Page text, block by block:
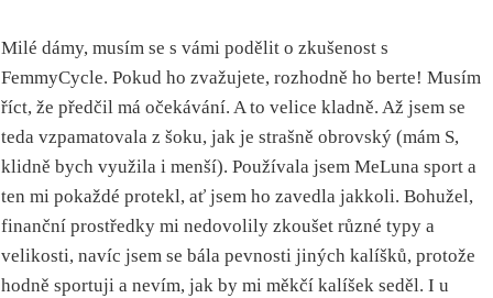
Milé dámy, musím se s vámi podělit o zkušenost s
FemmyCycle. Pokud ho zvažujete, rozhodně ho berte! Musím
říct, že předčil má očekávání. A to velice kladně. Až jsem se
teda vzpamatovala z šoku, jak je strašně obrovský (mám S,
klidně bych využila i menší). Používala jsem MeLuna sport a
ten mi pokaždé protekl, ať jsem ho zavedla jakkoli. Bohužel,
finanční prostředky mi nedovolily zkoušet různé typy a
velikosti, navíc jsem se bála pevnosti jiných kalíšků, protože
hodně sportuji a nevím, jak by mi měkčí kalíšek seděl. I u